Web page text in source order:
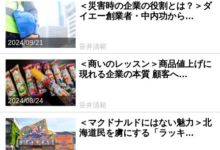
2024/09/21
＜災害時の企業の役割とは？＞ダ
イエー創業者・中内功から…
笹井清範
2024/08/24
＜商いのレッスン＞商品値上げに
現れる企業の本質 顧客へ…
笹井清範
＜マクドナルドにはない魅力＞北
海道民を虜にする「ラッキ…